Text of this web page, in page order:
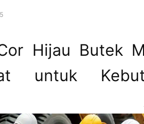
Hijau Butek
untuk